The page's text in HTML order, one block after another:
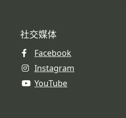
社交媒体
Facebook
Instagram
YouTube